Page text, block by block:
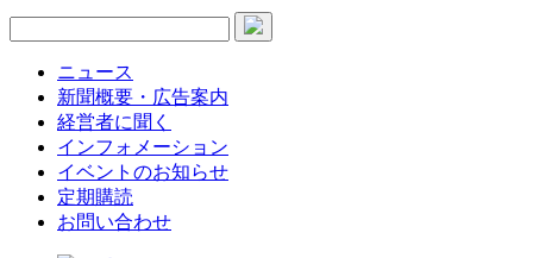
ニュース
新聞概要・広告案内
経営者に聞く
インフォメーション
イベントのお知らせ
定期購読
お問い合わせ